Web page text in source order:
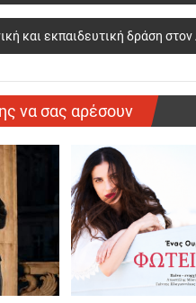
και εκπαιδευτική δράση
να σας αρέσουν